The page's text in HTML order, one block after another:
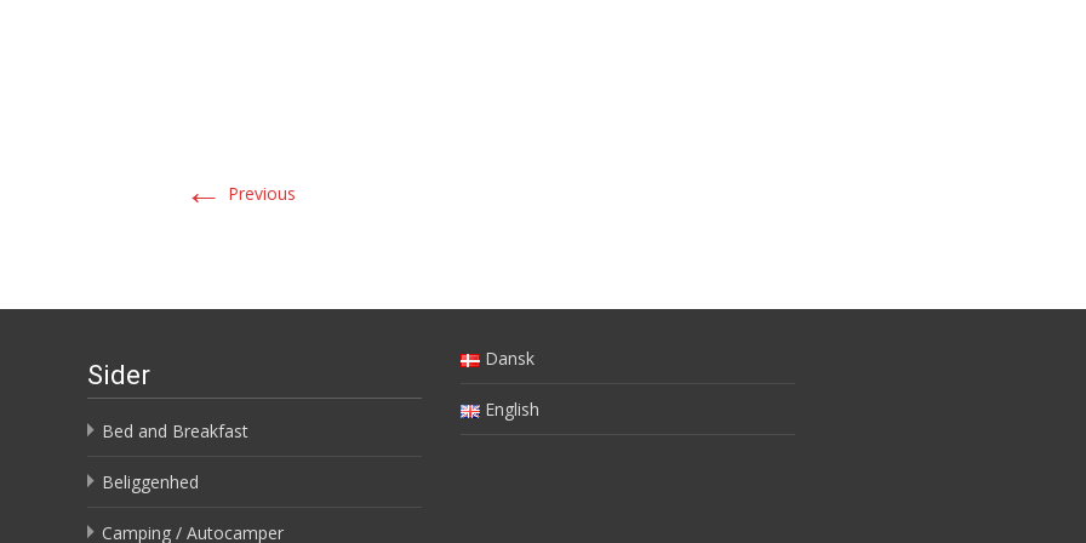
← Previous
Sider
Bed and Breakfast
Beliggenhed
Camping / Autocamper
Dansk
English